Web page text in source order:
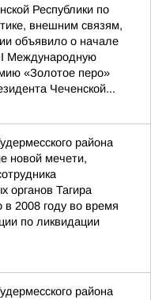
Республики по
внешним связям,
объявило о начале
Международную
«Золотое перо»
Чеченской...
района
новой мечети,
органов Тагира
в 2008 году во время
по ликвидации
района